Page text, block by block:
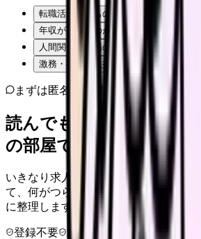
転職活動そのものが不安
年収が下がるのが怖い
人間関係・職場の雰囲気
激務・夜勤の負担
まずは匿名で整理
読んでもまだ苦しいなら
の部屋で少し話してみま
いきなり求人相談には進みません。今
て、何がつらいのか、辞めるべきか、
に整理します。
登録不要 求人押し売りなし
病院名